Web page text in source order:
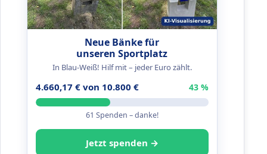
Neue Bänke für
unseren Sportplatz
In Blau-Weiß! Hilf mit – jeder Euro zählt.
4.660,17 € von 10.800 € 43 %
61 Spenden – danke!
Jetzt spenden →